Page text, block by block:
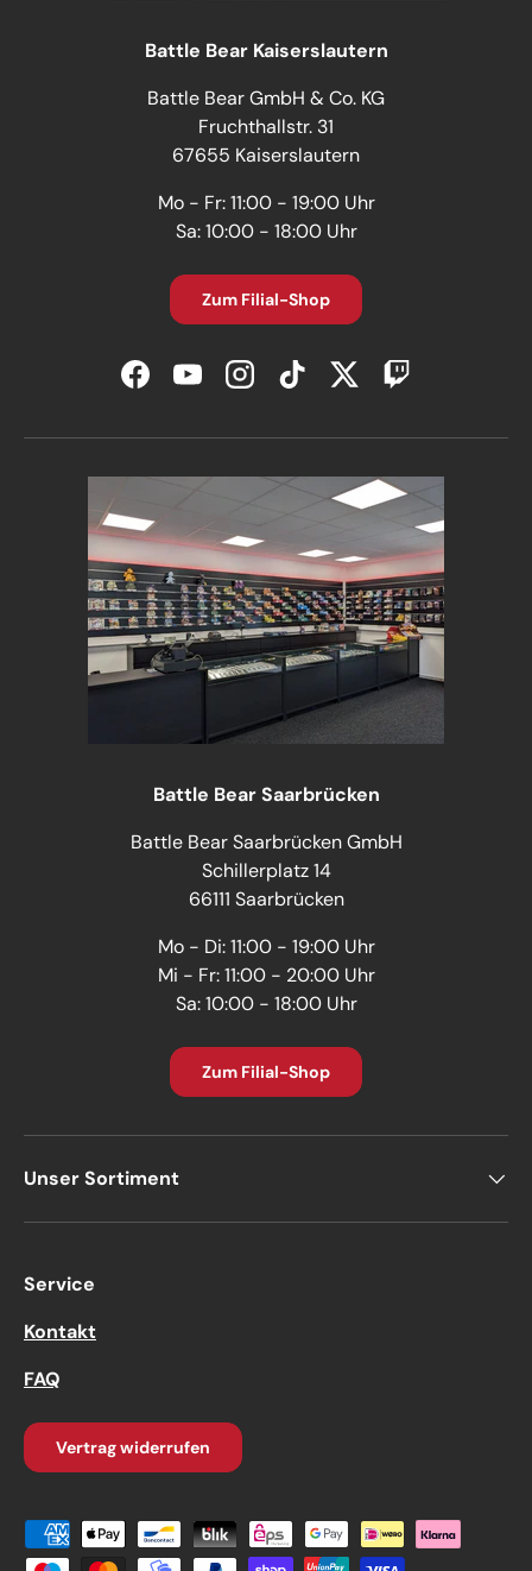
Battle Bear Kaiserslautern
Battle Bear GmbH & Co. KG
Fruchthallstr. 31
67655 Kaiserslautern
Mo - Fr: 11:00 - 19:00 Uhr
Sa: 10:00 - 18:00 Uhr
Zum Filial-Shop
FacebookYouTubeInstagramTikTokTwitterTwitch
Battle Bear Saarbrücken
Battle Bear Saarbrücken GmbH
Schillerplatz 14
66111 Saarbrücken
Mo - Di: 11:00 - 19:00 Uhr
Mi - Fr: 11:00 - 20:00 Uhr
Sa: 10:00 - 18:00 Uhr
Zum Filial-Shop
Unser Sortiment
Service
Kontakt
FAQ
Vertrag widerrufen
Zahlungsmethoden